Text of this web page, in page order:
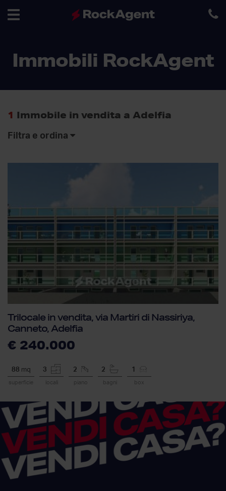
navigation
Immobili RockAgent
1 Immobile in vendita a Adelfia
Filtra e ordina
Trilocale in vendita, via Martiri di Nassiriya,
Canneto, Adelfia
€ 240.000
88 mq
superficie
3
locali
2
piano
2
bagni
1
box